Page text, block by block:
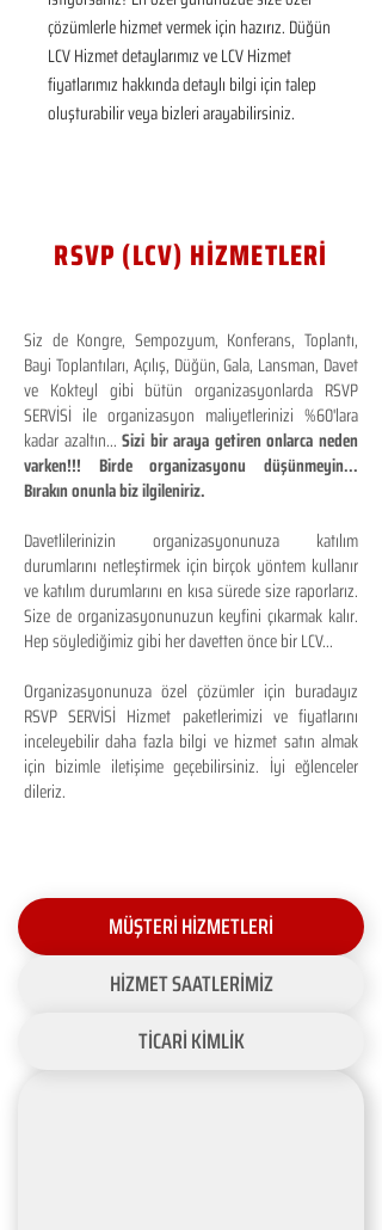
çözümlerle hizmet vermek için hazırız. Düğün
LCV Hizmet detaylarımız ve LCV Hizmet
fiyatlarımız hakkında detaylı bilgi için talep
oluşturabilir veya bizleri arayabilirsiniz.
RSVP (LCV) HİZMETLERİ
Siz de Kongre, Sempozyum, Konferans, Toplantı,
Bayi Toplantıları, Açılış, Düğün, Gala, Lansman, Davet
ve Kokteyl gibi bütün organizasyonlarda RSVP
SERVİSİ ile organizasyon maliyetlerinizi %60'lara
kadar azaltın...Sizi bir araya getiren onlarca neden
varken!!! Birde organizasyonu düşünmeyin...
Bırakın onunla biz ilgileniriz.
Davetlilerinizin organizasyonunuza katılım
durumlarını netleştirmek için birçok yöntem kullanır
ve katılım durumlarını en kısa sürede size raporlarız.
Size de organizasyonunuzun keyfini çıkarmak kalır.
Hep söylediğimiz gibi her davetten önce bir LCV...
Organizasyonunuza özel çözümler için buradayız
RSVP SERVİSİ Hizmet paketlerimizi ve fiyatlarını
inceleyebilir daha fazla bilgi ve hizmet satın almak
için bizimle iletişime geçebilirsiniz. İyi eğlenceler
dileriz.
MÜŞTERİ HİZMETLERİ
HİZMET SAATLERİMİZ
TİCARİ KİMLİK